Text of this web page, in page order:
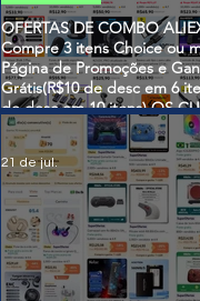
OFERTAS DE COMBO
Compre 3 itens Choice ou
Página de Promoções e
Grátis(R$10 de desc em 6
de desc em 10 itens) OS
SÃO VÁLIDOS NO COMBO
21 de jul.